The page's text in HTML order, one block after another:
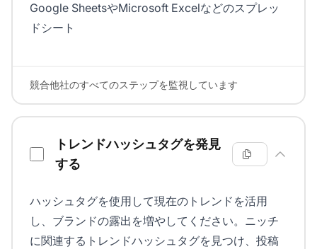
Google SheetsやMicrosoft Excelなどのスプレッ
ドシート
競合他社のすべてのステップを監視しています
トレンドハッシュタグを発見
する
ハッシュタグを使用して現在のトレンドを活用
し、ブランドの露出を増やしてください。ニッチ
に関連するトレンドハッシュタグを見つけ、投稿